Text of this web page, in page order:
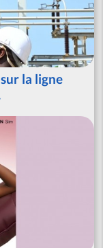
la ligne